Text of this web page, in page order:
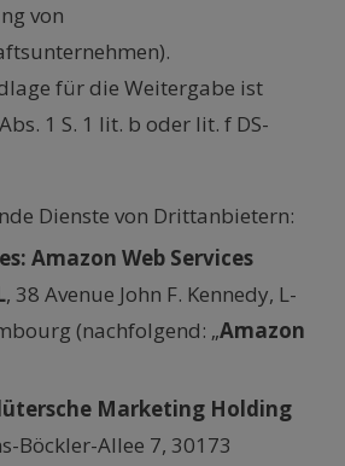
von
für die Weitergabe ist
1 S. 1 lit. b oder lit. f DS-
Dienste von Drittanbietern:
Amazon Web Services
, 38 Avenue John F. Kennedy, L-
(nachfolgend: „Amazon
Marketing Holding
Böckler-Allee 7, 30173